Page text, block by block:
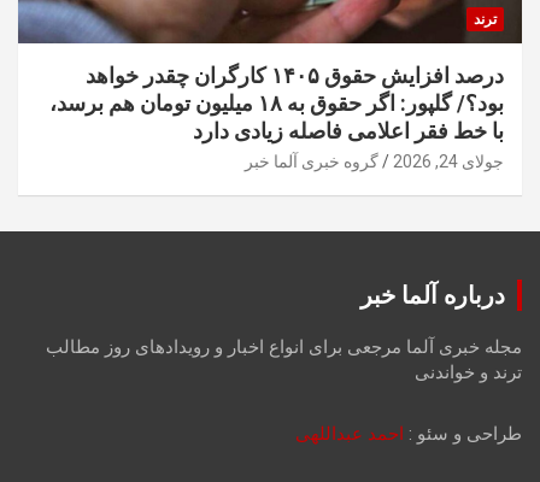
ترند
درصد افزایش حقوق ۱۴۰۵ کارگران چقدر خواهد
بود؟/ گلپور: اگر حقوق به ۱۸ میلیون تومان هم برسد،
با خط فقر اعلامی فاصله زیادی دارد
جولای 24, 2026 گروه خبری آلما خبر
درباره آلما خبر
مجله خبری آلما مرجعی برای انواع اخبار و رویدادهای روز مطالب
ترند و خواندنی
طراحی و سئو : احمد عبداللهی